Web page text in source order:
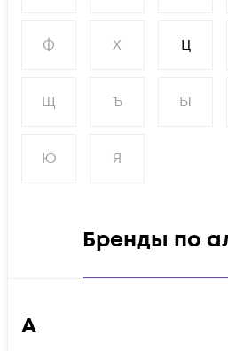
Ф Х Ц
Щ Ъ Ы
Ю Я
Бренды по
А